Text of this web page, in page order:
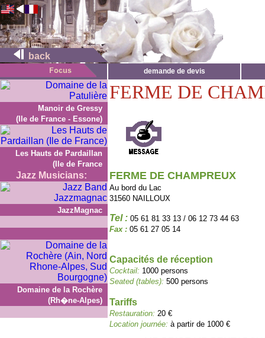
back
demande de devis
Manoir de Gressy
(Ile de France - Essone)
Les Hauts de Pardaillan
(Ile de France
Jazz Musicians:
JazzMagnac
Domaine de la Rochère
(Rh�ne-Alpes)
FERME DE
FERME DE CHAMPREUX
Au bord du Lac
31560 NAILLOUX
Tel : 05 61 81 33 13 / 06 12 73 44 63
Fax : 05 61 27 05 14
Capacités de réception
Cocktail: 1000 persons
Seated (tables): 500 persons
Tariffs
Restauration: 20 €
Location journée: à partir de 1000 €